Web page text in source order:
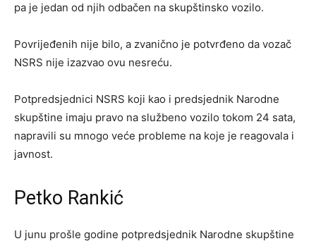
pa je jedan od njih odbačen na skupštinsko vozilo.
Povrijeđenih nije bilo, a zvanično je potvrđeno da vozač
NSRS nije izazvao ovu nesreću.
Potpredsjednici NSRS koji kao i predsjednik Narodne
skupštine imaju pravo na službeno vozilo tokom 24 sata,
napravili su mnogo veće probleme na koje je reagovala i
javnost.
Petko Rankić
U junu prošle godine potpredsjednik Narodne skupštine